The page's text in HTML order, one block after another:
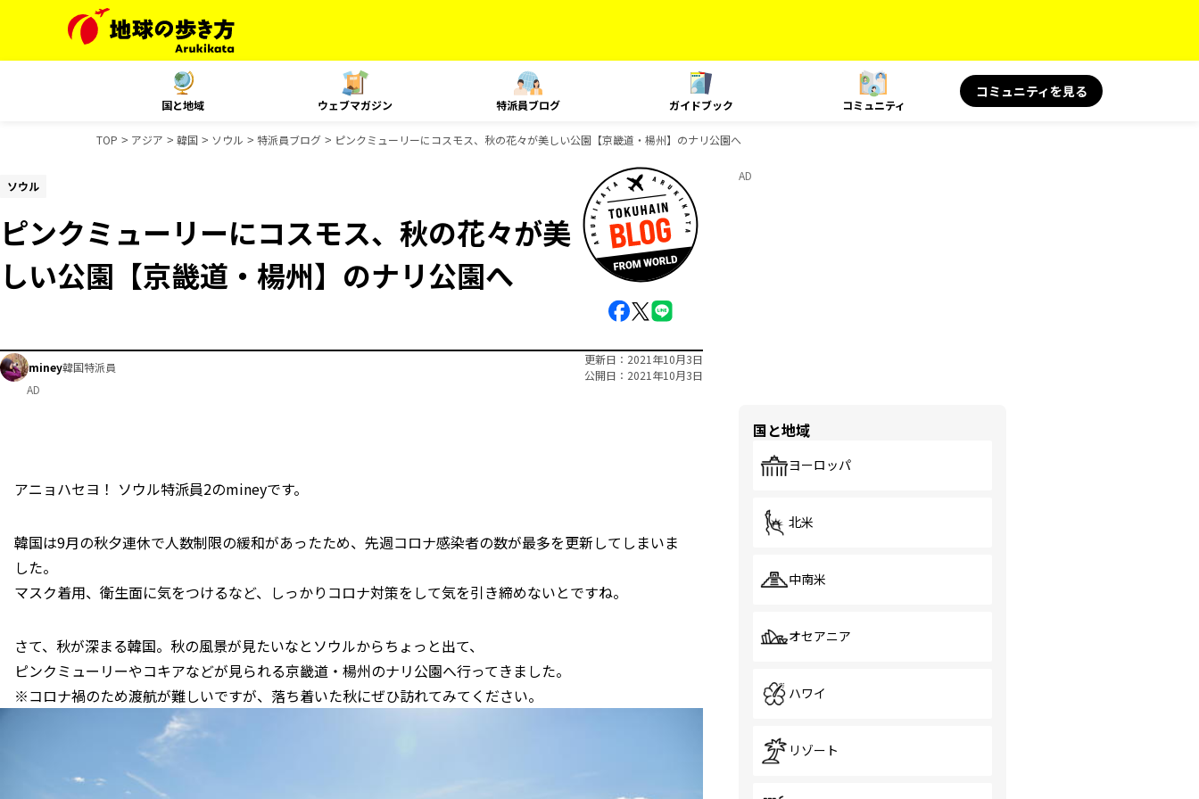
国と地域 ウェブマガジン 特派員ブログ ガイドブック コミュニティ
コミュニティを見る
TOP アジア 韓国 ソウル 特派員ブログ ピンクミューリーにコスモス、秋の花々が美しい公園【京畿道・楊州】のナリ公園へ
ソウル
ピンクミューリーにコスモス、秋の花々が美
しい公園【京畿道・楊州】のナリ公園へ
miney韓国特派員
更新日
2021年10月3日
公開日
2021年10月3日
AD
アニョハセヨ！ ソウル特派員2のmineyです。
韓国は9月の秋夕連休で人数制限の緩和があったため、先週コロナ感染者の数が最多を更新してしまいま
した。
マスク着用、衛生面に気をつけるなど、しっかりコロナ対策をして気を引き締めないとですね。
さて、秋が深まる韓国。秋の風景が見たいなとソウルからちょっと出て、
ピンクミューリーやコキアなどが見られる京畿道・楊州のナリ公園へ行ってきました。
※コロナ禍のため渡航が難しいですが、落ち着いた秋にぜひ訪れてみてください。
AD
国と地域
ヨーロッパ
北米
中南米
オセアニア
ハワイ
リゾート